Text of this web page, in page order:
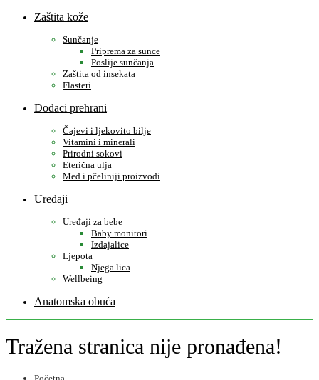
Zaštita kože
Sunčanje
Priprema za sunce
Poslije sunčanja
Zaštita od insekata
Flasteri
Dodaci prehrani
Čajevi i ljekovito bilje
Vitamini i minerali
Prirodni sokovi
Eterična ulja
Med i pčeliniji proizvodi
Uređaji
Uređaji za bebe
Baby monitori
Izdajalice
Ljepota
Njega lica
Wellbeing
Anatomska obuća
Tražena stranica nije pronađena!